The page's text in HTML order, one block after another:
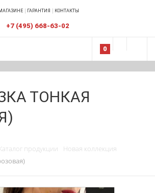
ГАРАНТИЯ КОНТАКТЫ
+7 (495) 668-63-02
0
ТОНКАЯ
продукции
Новая коллекция